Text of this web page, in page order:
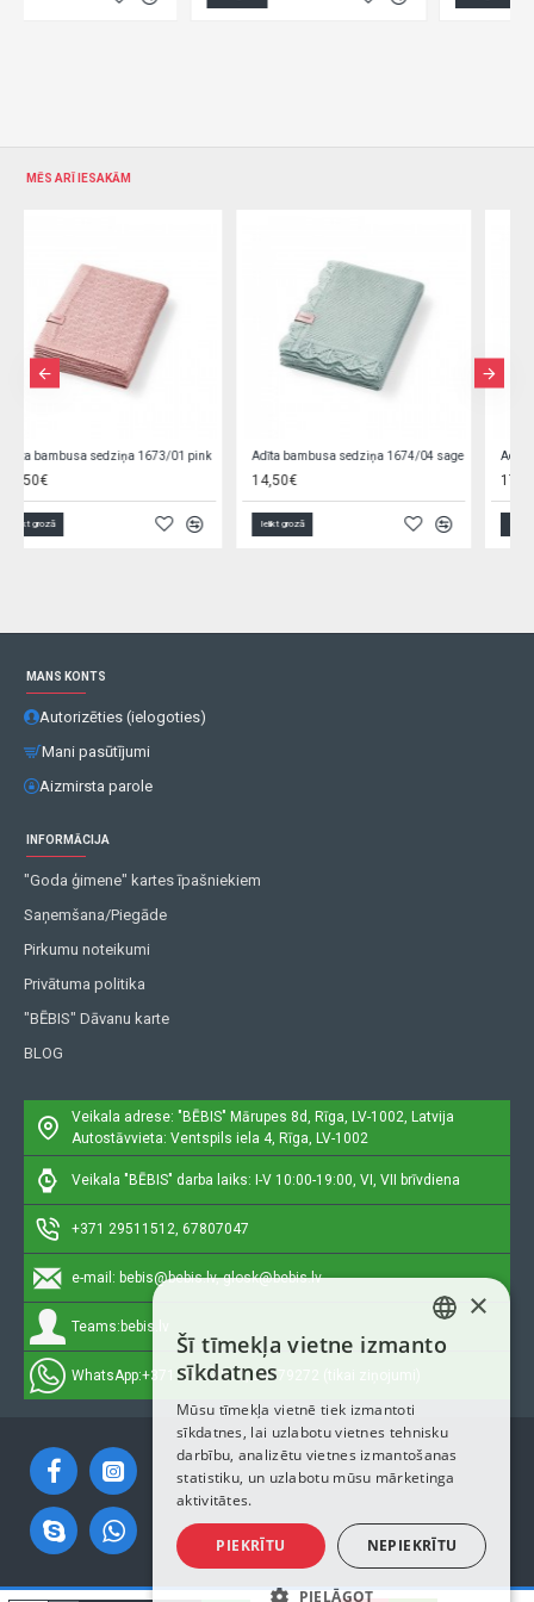
MĒS ARĪ IESAKĀM
Adīta bambusa sedziņa 1674/04 sage
14,50€
Ielikt grozā
17,90€
Ielikt grozā
MANS KONTS
Autorizēties (ielogoties)
Mani pasūtījumi
Aizmirsta parole
INFORMĀCIJA
"Goda ģimene" kartes īpašniekiem
Saņemšana/Piegāde
Pirkumu noteikumi
Privātuma politika
"BĒBIS" Dāvanu karte
BLOG
Veikala adrese: "BĒBIS" Mārupes 8d, Rīga, LV-1002, Latvija
Autostāvvieta: Ventspils iela 4, Rīga, LV-1002
Veikala "BĒBIS" darba laiks: I-V 10:00-19:00, VI, VII brīvdiena
+371 29511512, 67807047
e-mail: bebis@bebis.lv, glosk@bebis.lv
Teams: bebis.lv
WhatsApp:+371 29511512, 20579272 (tikai ziņojumi)
Autortiesības © 2023, Bebis.lv, Visas tiesības aizsargātas
LATVIAN
ENGLISH
×
Šī tīmekļa vietne izmanto
sīkdatnes
Mūsu tīmekļa vietnē tiek izmantoti
sīkdatnes, lai uzlabotu vietnes tehnisku
darbību, analizētu vietnes izmantošanas
statistiku, un uzlabotu mūsu mārketinga
aktivitātes.
PIEKRĪTU NEPIEKRĪTU
PIELĀGOT